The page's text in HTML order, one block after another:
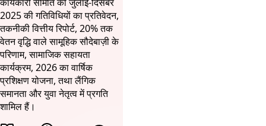
2025 की गतिविधियों का प्रतिवेदन,
तकनीकी वित्तीय रिपोर्ट, 20% तक
वेतन वृद्धि वाले सामूहिक सौदेबाज़ी के
परिणाम, सामाजिक सहायता
कार्यक्रम, 2026 का वार्षिक
प्रशिक्षण योजना, तथा लैंगिक
समानता और युवा नेतृत्व में प्रगति
शामिल हैं।